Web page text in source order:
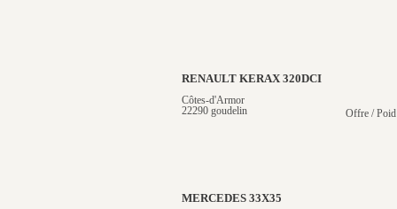
RENAULT KERAX 320DCI
Côtes-d'Armor
22290 goudelin
Offre /
MERCEDES 33X35